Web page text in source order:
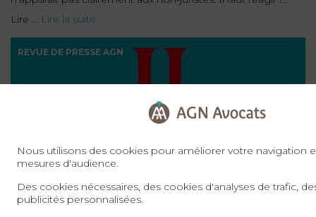
Lire ... Lire la suite
REVUE DE PRESSE AGN
Nous utilisons des cookies pour améliorer votre navigation
mesures d'audience.
Des cookies nécessaires, des cookies d'analyses de trafic,
publicités personnalisées.